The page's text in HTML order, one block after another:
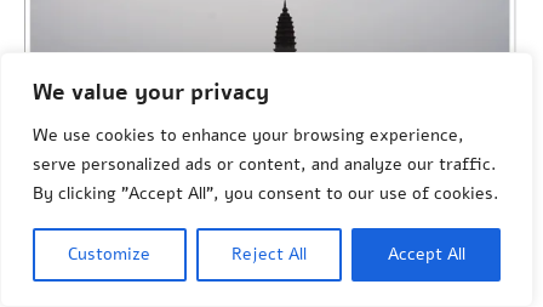
We value your privacy
We use cookies to enhance your browsing experience,
serve personalized ads or content, and analyze our traffic.
By clicking "Accept All", you consent to our use of cookies.
Customize Reject All Accept All
U podnóża góry organizowane sa odpusty
jakich wiele można było oglądać w Polsce w